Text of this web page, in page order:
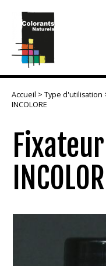
Accueil > Type d'utilisation
INCOLORE